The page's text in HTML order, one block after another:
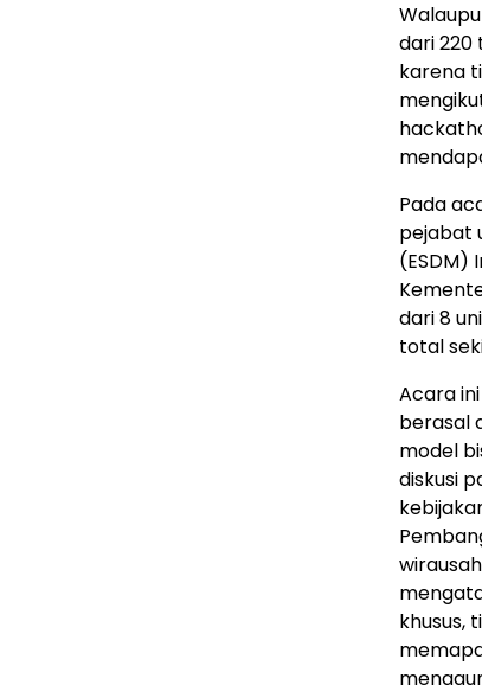
dari
karena
Pada
pejabat
(ESDM)
dari 8
total
Acara
berasal
model
diskusi
khusus,